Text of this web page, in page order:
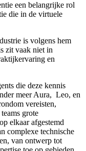
een belangrijke rol
die in de virtuele
is volgens hem
zit vaak niet in
en
die deze kennis
meer Aura, Leo, en
vereisten,
grote
elkaar afgestemd
complexe technische
van ontwerp tot